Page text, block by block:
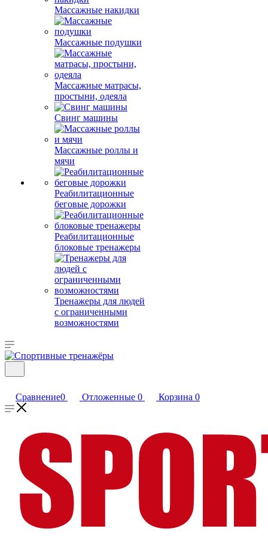
Массажные накидки
Массажные подушки
Массажные матрасы,
простыни, одеяла
Свинг машины
Массажные роллы и
мячи
Реабилитационные
беговые дорожки
Реабилитационные
блоковые тренажеры
Тренажеры для людей
с ограниченными
возможностями
Сравнение0 Отложенные 0 Корзина 0